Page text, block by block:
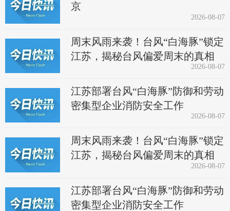
京
2026-08-07
周末风雨来袭！台风“白海豚”锁定
江苏，揭秘台风偏爱周末的真相
2026-08-07
江苏部署台风“白海豚”防御和劳动
密集型企业消防安全工作
2026-08-07
周末风雨来袭！台风“白海豚”锁定
江苏，揭秘台风偏爱周末的真相
2026-08-07
江苏部署台风“白海豚”防御和劳动
密集型企业消防安全工作